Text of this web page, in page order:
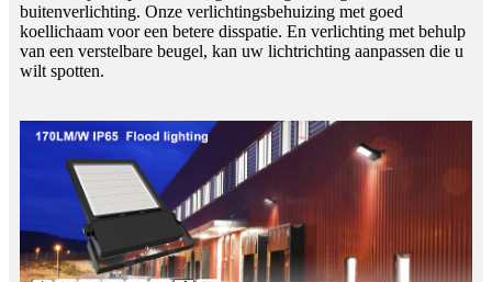
buitenverlichting. Onze verlichtingsbehuizing met goed
koellichaam voor een betere disspatie. En verlichting met behulp
van een verstelbare beugel, kan uw lichtrichting aanpassen die u
wilt spotten.